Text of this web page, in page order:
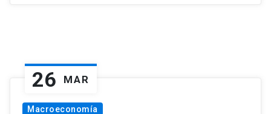
26 MAR
Macroeconomía